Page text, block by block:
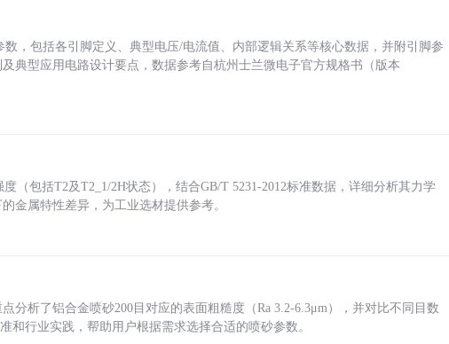
数，包括各引脚定义、典型电压/电流值、内部逻辑关系等核心数据，并附引脚参
典型应用电路设计要点，数据参考自杭州士兰微电子官方规格书（版本
（包括T2及T2_1/2H状态），结合GB/T 5231-2012标准数据，详细分析其力学
金属特性差异，为工业选材提供参考。
分析了铝合金喷砂200目对应的表面粗糙度（Ra 3.2-6.3μm），并对比不同目数
和行业实践，帮助用户根据需求选择合适的喷砂参数。